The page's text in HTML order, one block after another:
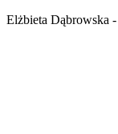
Elżbieta Dąbrowska